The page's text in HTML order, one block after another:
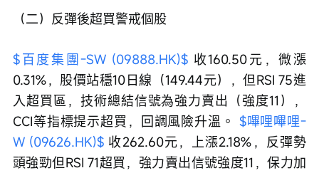
（二）反彈後超買警戒個股
$百度集團-SW (09888.HK)$ 收160.50元，微漲
0.31%，股價站穩10日線（149.44元），但RSI 75進
入超買區，技術總結信號為強力賣出（強度11），
CCI等指標提示超買，回調風險升溫。 $嗶哩嗶哩-
W (09626.HK)$ 收262.60元，上漲2.18%，反彈勢
頭強勁但RSI 71超買，強力賣出信號強度11，保力加